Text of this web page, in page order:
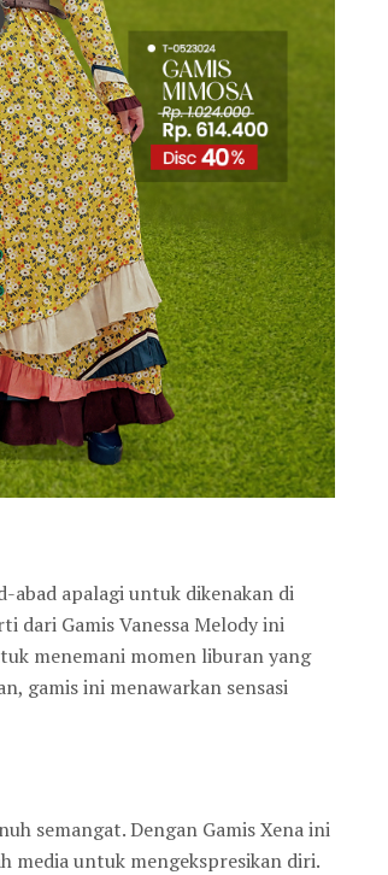
abad apalagi untuk dikenakan di
dari Gamis Vanessa Melody ini
menemani momen liburan yang
gamis ini menawarkan sensasi
semangat. Dengan Gamis Xena ini
media untuk mengekspresikan diri.